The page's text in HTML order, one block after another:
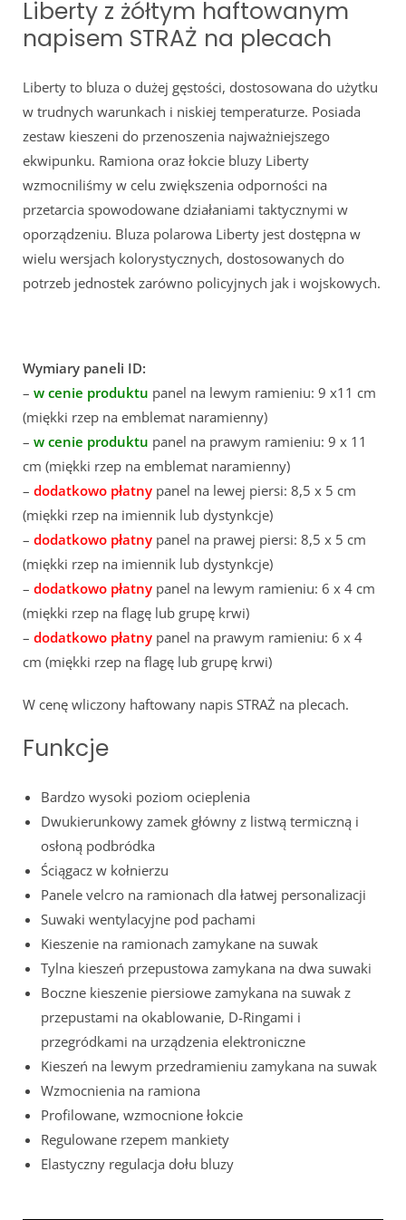
Liberty z żółtym haftowanym
napisem STRAŻ na plecach
Liberty to bluza o dużej gęstości, dostosowana do użytku
w trudnych warunkach i niskiej temperaturze. Posiada
zestaw kieszeni do przenoszenia najważniejszego
ekwipunku. Ramiona oraz łokcie bluzy Liberty
wzmocniliśmy w celu zwiększenia odporności na
przetarcia spowodowane działaniami taktycznymi w
oporządzeniu. Bluza polarowa Liberty jest dostępna w
wielu wersjach kolorystycznych, dostosowanych do
potrzeb jednostek zarówno policyjnych jak i wojskowych.
Wymiary paneli ID:
– w cenie produktu panel na lewym ramieniu: 9 x11 cm
(miękki rzep na emblemat naramienny)
– w cenie produktu panel na prawym ramieniu: 9 x 11
cm (miękki rzep na emblemat naramienny)
– dodatkowo płatny panel na lewej piersi: 8,5 x 5 cm
(miękki rzep na imiennik lub dystynkcje)
– dodatkowo płatny panel na prawej piersi: 8,5 x 5 cm
(miękki rzep na imiennik lub dystynkcje)
– dodatkowo płatny panel na lewym ramieniu: 6 x 4 cm
(miękki rzep na flagę lub grupę krwi)
– dodatkowo płatny panel na prawym ramieniu: 6 x 4
cm (miękki rzep na flagę lub grupę krwi)
W cenę wliczony haftowany napis STRAŻ na plecach.
Funkcje
Bardzo wysoki poziom ocieplenia
Dwukierunkowy zamek główny z listwą termiczną i
osłoną podbródka
Ściągacz w kołnierzu
Panele velcro na ramionach dla łatwej personalizacji
Suwaki wentylacyjne pod pachami
Kieszenie na ramionach zamykane na suwak
Tylna kieszeń przepustowa zamykana na dwa suwaki
Boczne kieszenie piersiowe zamykana na suwak z
przepustami na okablowanie, D-Ringami i
przegródkami na urządzenia elektroniczne
Kieszeń na lewym przedramieniu zamykana na suwak
Wzmocnienia na ramiona
Profilowane, wzmocnione łokcie
Regulowane rzepem mankiety
Elastyczny regulacja dołu bluzy